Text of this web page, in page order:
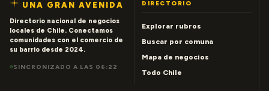
UNA GRAN AVENIDA
Directorio nacional de negocios
locales de Chile. Conectamos
comunidades con el comercio de
su barrio desde 2024.
SINCRONIZADO A LAS 06:22
DIRECTORIO
Explorar rubros
Buscar por comuna
Mapa de negocios
Todo Chile